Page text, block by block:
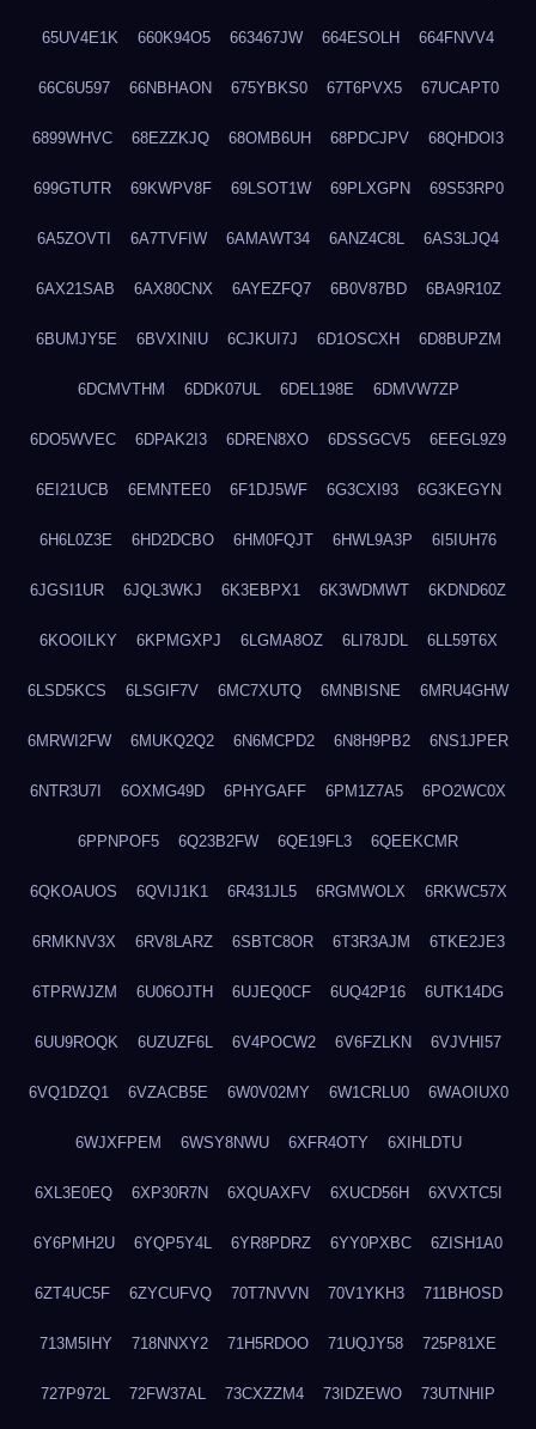
65UV4E1K 660K94O5 663467JW 664ESOLH 664FNVV4
66C6U597 66NBHAON 675YBKS0 67T6PVX5 67UCAPT0
6899WHVC 68EZZKJQ 68OMB6UH 68PDCJPV 68QHDOI3
699GTUTR 69KWPV8F 69LSOT1W 69PLXGPN 69S53RP0
6A5ZOVTI 6A7TVFIW 6AMAWT34 6ANZ4C8L 6AS3LJQ4
6AX21SAB 6AX80CNX 6AYEZFQ7 6B0V87BD 6BA9R10Z
6BUMJY5E 6BVXINIU 6CJKUI7J 6D1OSCXH 6D8BUPZM
6DCMVTHM 6DDK07UL 6DEL198E 6DMVW7ZP
6DO5WVEC 6DPAK2I3 6DREN8XO 6DSSGCV5 6EEGL9Z9
6EI21UCB 6EMNTEE0 6F1DJ5WF 6G3CXI93 6G3KEGYN
6H6L0Z3E 6HD2DCBO 6HM0FQJT 6HWL9A3P 6I5IUH76
6JGSI1UR 6JQL3WKJ 6K3EBPX1 6K3WDMWT 6KDND60Z
6KOOILKY 6KPMGXPJ 6LGMA8OZ 6LI78JDL 6LL59T6X
6LSD5KCS 6LSGIF7V 6MC7XUTQ 6MNBISNE 6MRU4GHW
6MRWI2FW 6MUKQ2Q2 6N6MCPD2 6N8H9PB2 6NS1JPER
6NTR3U7I 6OXMG49D 6PHYGAFF 6PM1Z7A5 6PO2WC0X
6PPNPOF5 6Q23B2FW 6QE19FL3 6QEEKCMR
6QKOAUOS 6QVIJ1K1 6R431JL5 6RGMWOLX 6RKWC57X
6RMKNV3X 6RV8LARZ 6SBTC8OR 6T3R3AJM 6TKE2JE3
6TPRWJZM 6U06OJTH 6UJEQ0CF 6UQ42P16 6UTK14DG
6UU9ROQK 6UZUZF6L 6V4POCW2 6V6FZLKN 6VJVHI57
6VQ1DZQ1 6VZACB5E 6W0V02MY 6W1CRLU0 6WAOIUX0
6WJXFPEM 6WSY8NWU 6XFR4OTY 6XIHLDTU
6XL3E0EQ 6XP30R7N 6XQUAXFV 6XUCD56H 6XVXTC5I
6Y6PMH2U 6YQP5Y4L 6YR8PDRZ 6YY0PXBC 6ZISH1A0
6ZT4UC5F 6ZYCUFVQ 70T7NVVN 70V1YKH3 711BHOSD
713M5IHY 718NNXY2 71H5RDOO 71UQJY58 725P81XE
727P972L 72FW37AL 73CXZZM4 73IDZEWO 73UTNHIP